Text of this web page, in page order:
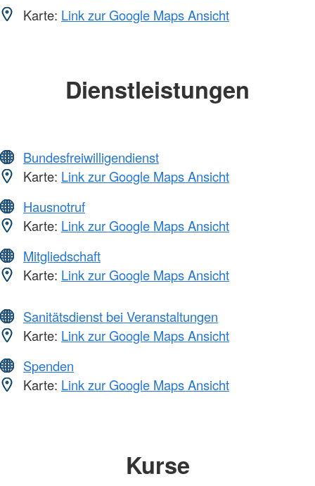
Karte: Link zur Google Maps Ansicht
Dienstleistungen
Bundesfreiwilligendienst
Karte: Link zur Google Maps Ansicht
Hausnotruf
Karte: Link zur Google Maps Ansicht
Mitgliedschaft
Karte: Link zur Google Maps Ansicht
Sanitätsdienst bei Veranstaltungen
Karte: Link zur Google Maps Ansicht
Spenden
Karte: Link zur Google Maps Ansicht
Kurse